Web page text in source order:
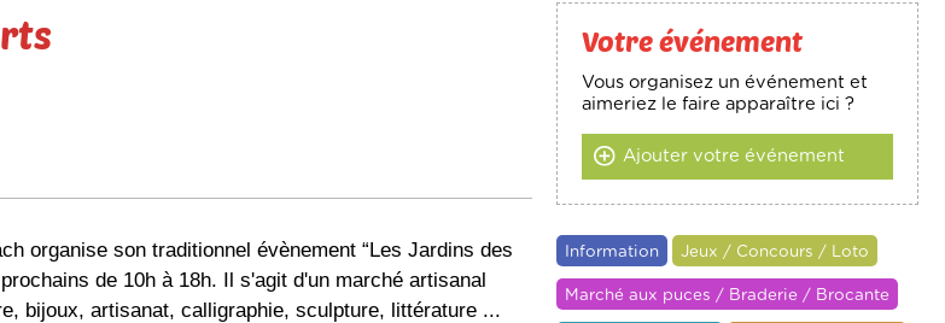
organise son traditionnel évènement “Les Jardins des
de 10h à 18h. Il s'agit d'un marché artisanal
bijoux, artisanat, calligraphie, sculpture, littérature ...
Votre événement
Vous organisez un événement et
aimeriez le faire apparaître ici ?
Ajouter votre événement
Information Jeux / Concours / Loto
Marché aux puces / Braderie / Brocante